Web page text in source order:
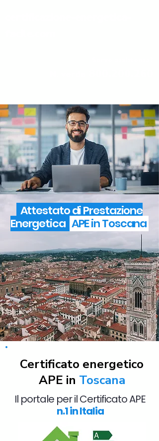
Attestato di Prestazione
Energetica APE in Toscana
Certificato energetico
APE in Toscana
Il portale per il Certificato APE
n.1 in Italia